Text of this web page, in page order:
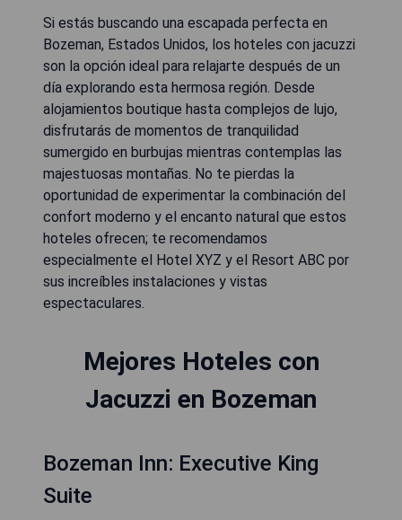
Si estás buscando una escapada perfecta en
Bozeman, Estados Unidos, los hoteles con jacuzzi
son la opción ideal para relajarte después de un
día explorando esta hermosa región. Desde
alojamientos boutique hasta complejos de lujo,
disfrutarás de momentos de tranquilidad
sumergido en burbujas mientras contemplas las
majestuosas montañas. No te pierdas la
oportunidad de experimentar la combinación del
confort moderno y el encanto natural que estos
hoteles ofrecen; te recomendamos
especialmente el Hotel XYZ y el Resort ABC por
sus increíbles instalaciones y vistas
espectaculares.
Mejores Hoteles con
Jacuzzi en Bozeman
Bozeman Inn: Executive King
Suite